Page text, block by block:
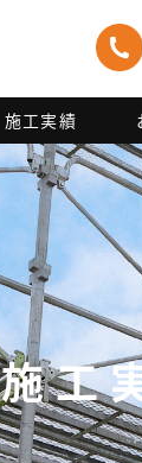
施工実績
施工